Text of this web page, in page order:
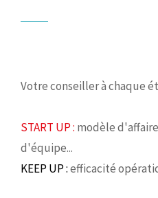
Votre conseiller à chaque
START UP : modèle
d'équipe...
KEEP UP :efficacité